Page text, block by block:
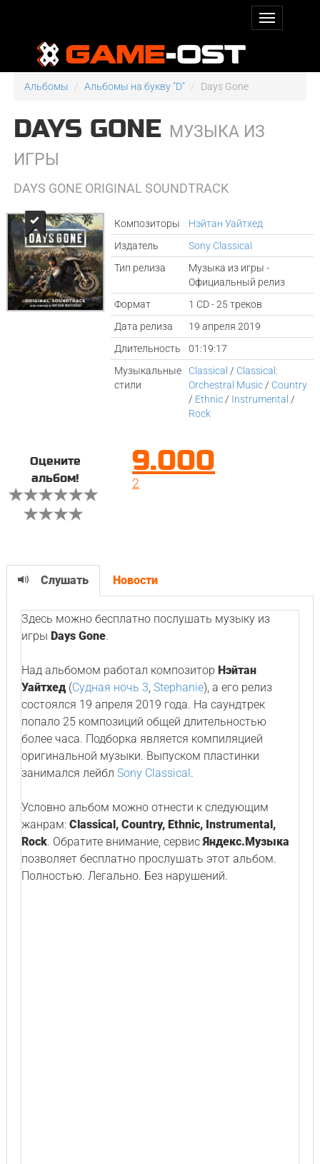
Альбомы Альбомы на букву "D" Days Gone
DAYS GONE МУЗЫКА ИЗ
ИГРЫ
DAYS GONE ORIGINAL SOUNDTRACK
Композиторы
Нэйтан Уайтхед
Издатель
Sony Classical
Тип релиза
Музыка из игры -
Официальный релиз
Формат
1 CD - 25 треков
Дата релиза
19 апреля 2019
Длительность
01:19:17
Музыкальные
стили
Classical / Classical:
Orchestral Music / Country
/ Ethnic / Instrumental /
Rock
Оцените
альбом!
9.000
2
Слушать Новости
Здесь можно бесплатно послушать музыку из
игры Days Gone.
Над альбомом работал композитор Нэйтан
Уайтхед(Судная ночь 3, Stephanie), а его релиз
состоялся 19 апреля 2019 года. На саундтрек
попало 25 композиций общей длительностью
более часа. Подборка является компиляцией
оригинальной музыки. Выпуском пластинки
занимался лейбл Sony Classical.
Условно альбом можно отнести к следующим
жанрам: Classical, Country, Ethnic, Instrumental,
Rock. Обратите внимание, сервисЯндекс.Музыка
позволяет бесплатно прослушать этот альбом.
Полностью. Легально. Без нарушений.